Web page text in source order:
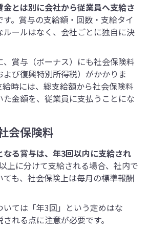
金とは別に会社から従業員へ支給さ
す。賞与の支給額・回数・支給タイ
ルールはなく、会社ごとに独自に決
賞与（ボーナス）にも社会保険料
よび復興特別所得税）がかかりま
時には、総支給額から社会保険料
た金額を、従業員に支払うことにな
会保険料
る賞与は、年3回以内に支給され
上に分けて支給される場合、社内で
も、社会保険上は毎月の標準報酬
いては「年3回」という定めはな
れる点に注意が必要です。